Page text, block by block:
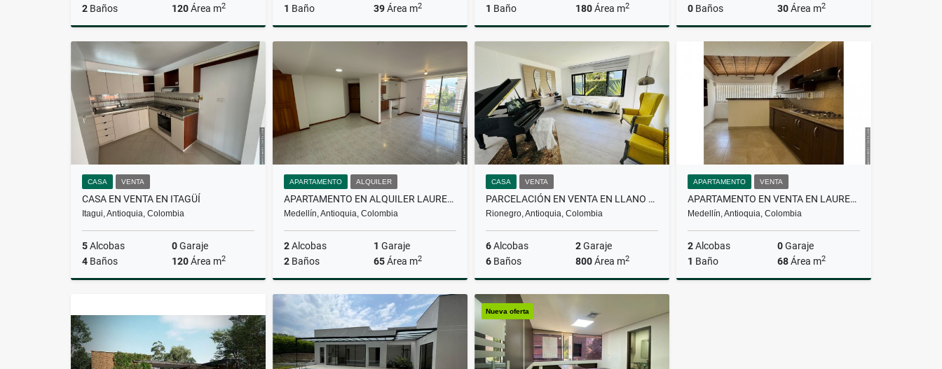
2 Baños 120Área m2
Alquiler
$5.000.000
1 Baño 39Área m2
1 Baño 180Área m2
$4.600.000
0 Baños 30Área m2
Alquiler
$4.800.000
CASA VENTA
CASA EN VENTA EN ITAGÜÍ
Itagui, Antioquia, Colombia
5Alcobas 0Garaje
4 Baños 120Área m2
$550.000.000
APARTAMENTO ALQUILER
APARTAMENTO EN ALQUILER LAURELES
Medellín, Antioquia, Colombia
2Alcobas 1 Garaje
2 Baños 65Área m2
Alquiler
$3.500.000
CASA VENTA
PARCELACIÓN EN VENTA EN LLANO GRANDE
Rionegro, Antioquia, Colombia
6Alcobas 2Garaje
6 Baños 800Área m2
$4.500.000.000
APARTAMENTO VENTA
APARTAMENTO EN VENTA EN LAURELES
Medellín, Antioquia, Colombia
2Alcobas 0Garaje
1 Baño 68Área m2
Nueva oferta